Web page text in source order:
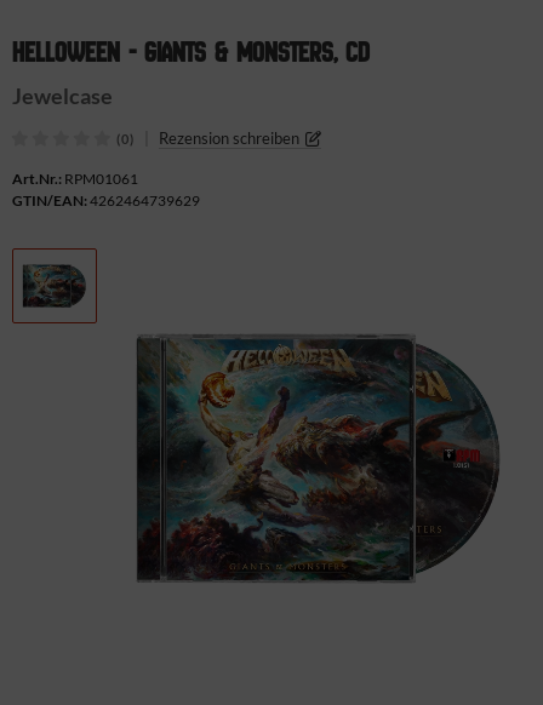
HELLOWEEN - GIANTS & MONSTERS, CD
Jewelcase
(0) Rezension schreiben
Art.Nr.: RPM01061
GTIN/EAN: 4262464739629